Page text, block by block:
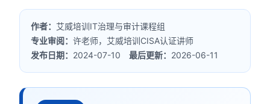
作者： 艾威培训IT治理与审计课程组
专业审阅：许老师，艾威培训CISA认证讲师
发布日期： 2024-07-10最后更新： 2026-06-11